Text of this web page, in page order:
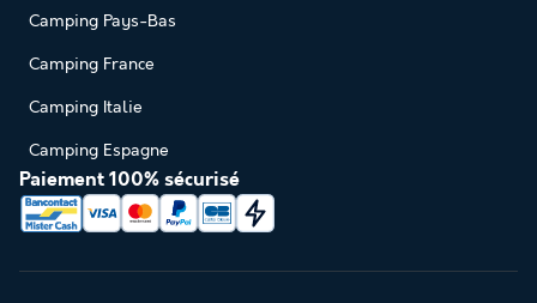
Camping Pays-Bas
Camping France
Camping Italie
Camping Espagne
Paiement 100% sécurisé